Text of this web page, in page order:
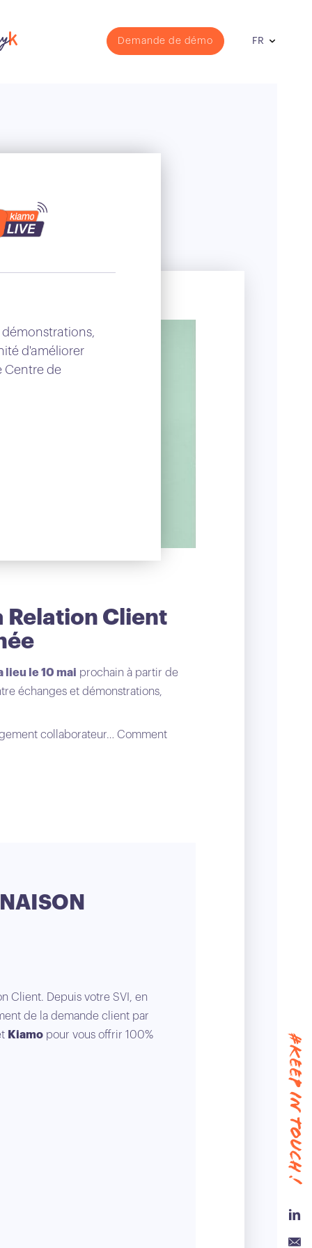
Demande de démo FR
d'améliorer
Centre de
Relation Client
lieu le 10 mai prochain à partir de
échanges et démonstrations,
collaborateur… Comment
Client. Depuis votre SVI, en
de la demande client par
Kiamo pour vous offrir 100%
choisissant #keep in touch !